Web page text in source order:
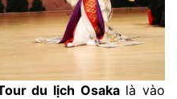
du lịch Osakalà vào